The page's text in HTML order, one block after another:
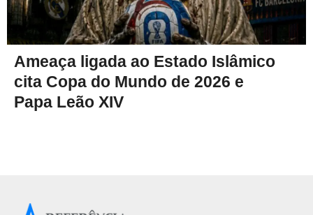
Ameaça ligada ao Estado Islâmico
cita Copa do Mundo de 2026 e
Papa Leão XIV